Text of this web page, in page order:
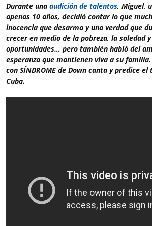
Durante una audición de talentos, Miguel,
apenas 10 años, decidió contar lo que
inocencia que desarma y una verdad que
crecer en medio de la pobreza, la soledad
oportunidades… pero también habló del
esperanza que mantienen viva a su familia.
con SÍNDROME de Down canta y predice
Cuba.